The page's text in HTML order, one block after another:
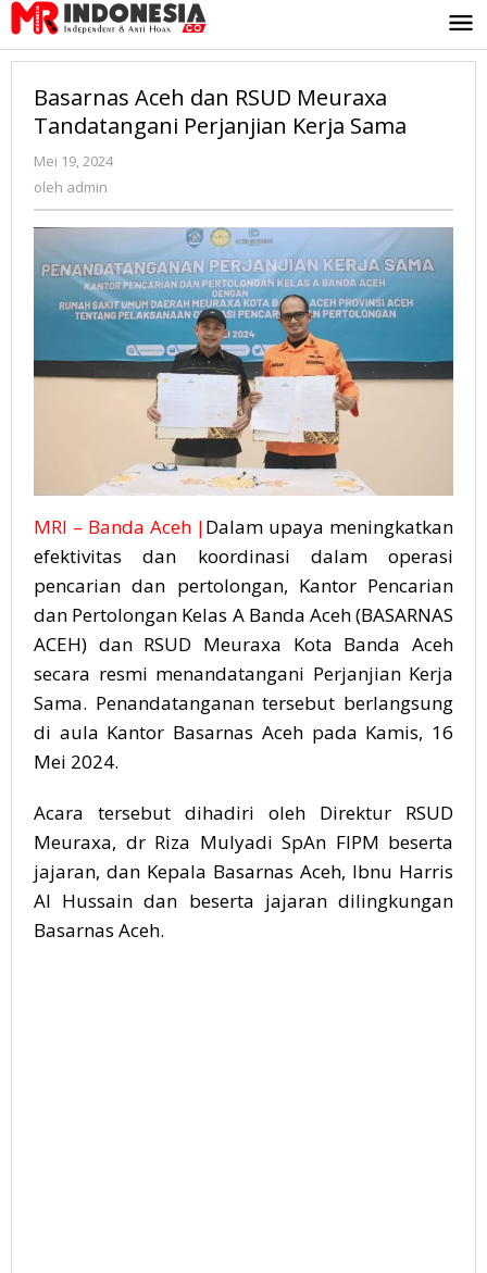
Lewati
ke
konten
Basarnas Aceh dan RSUD Meuraxa
Tandatangani Perjanjian Kerja Sama
Mei 19, 2024
oleh admin
MRI – Banda Aceh |Dalam upaya meningkatkan
efektivitas dan koordinasi dalam operasi
pencarian dan pertolongan, Kantor Pencarian
dan Pertolongan Kelas A Banda Aceh (BASARNAS
ACEH) dan RSUD Meuraxa Kota Banda Aceh
secara resmi menandatangani Perjanjian Kerja
Sama. Penandatanganan tersebut berlangsung
di aula Kantor Basarnas Aceh pada Kamis, 16
Mei 2024.
Acara tersebut dihadiri oleh Direktur RSUD
Meuraxa, dr Riza Mulyadi SpAn FIPM beserta
jajaran, dan Kepala Basarnas Aceh, Ibnu Harris
Al Hussain dan beserta jajaran dilingkungan
Basarnas Aceh.